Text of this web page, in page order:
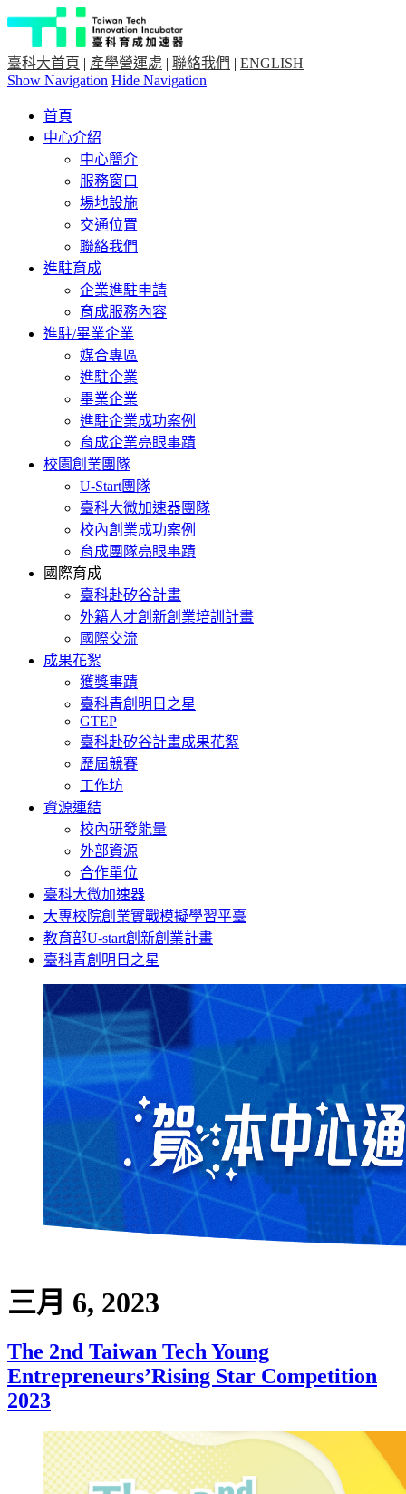
臺科大首頁 | 產學營運處 | 聯絡我們 | ENGLISH
Show Navigation Hide Navigation
首頁
中心介紹
中心簡介
服務窗口
場地設施
交通位置
聯絡我們
進駐育成
企業進駐申請
育成服務內容
進駐/畢業企業
媒合專區
進駐企業
畢業企業
進駐企業成功案例
育成企業亮眼事蹟
校園創業團隊
U-Start團隊
臺科大微加速器團隊
校內創業成功案例
育成團隊亮眼事蹟
國際育成
臺科赴矽谷計畫
外籍人才創新創業培訓計畫
國際交流
成果花絮
獲獎事蹟
臺科青創明日之星
GTEP
臺科赴矽谷計畫成果花絮
歷屆競賽
工作坊
資源連結
校內研發能量
外部資源
合作單位
臺科大微加速器
大專校院創業實戰模擬學習平臺
教育部U-start創新創業計畫
臺科青創明日之星
三月 6, 2023
The 2nd Taiwan Tech Young
Entrepreneurs’Rising Star Competition
2023